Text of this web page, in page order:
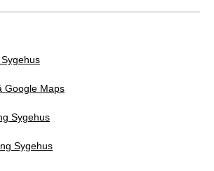
Google Maps
Sygehus
Sygehus